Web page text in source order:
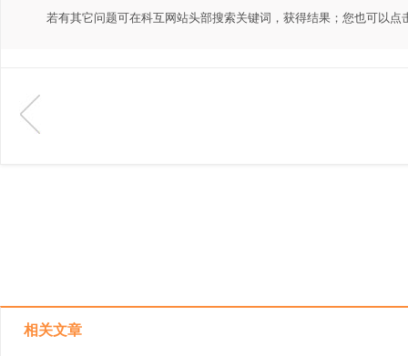
若有其它问题可在科互网站头部搜索关键词，获得结果；您也可以点
相关文章